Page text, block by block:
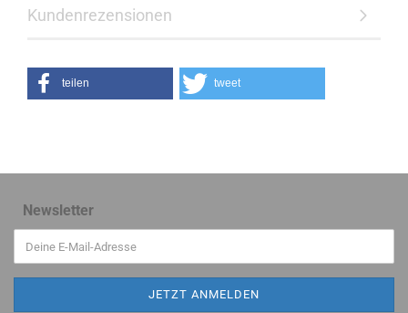
Kundenrezensionen
teilen tweet
Newsletter